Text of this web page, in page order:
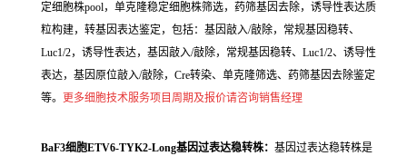
定细胞株pool，单克隆稳定细胞株筛选，药筛基因去除，诱导性表达质
粒构建，转基因表达鉴定，包括：基因敲入/敲除，常规基因稳转、
Luc1/2，诱导性表达，基因敲入/敲除，常规基因稳转、Luc1/2、诱导性
表达，基因原位敲入/敲除，Cre转染、单克隆筛选、药筛基因去除鉴定
等。 更多细胞技术服务项目周期及报价请咨询销售经理
BaF3细胞ETV6-TYK2-Long基因过表达稳转株： 基因过表达稳转株是